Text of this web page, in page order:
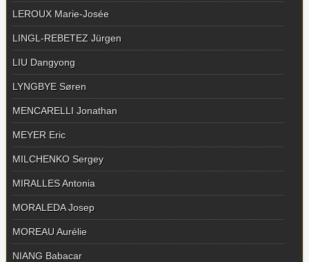
LEROUX Marie-Josée
LINGL-REBETEZ Jürgen
LIU Dangyong
LYNGBYE Søren
MENCARELLI Jonathan
MEYER Eric
MILCHENKO Sergey
MIRALLES Antonia
MORALEDA Josep
MOREAU Aurélie
NIANG Babacar